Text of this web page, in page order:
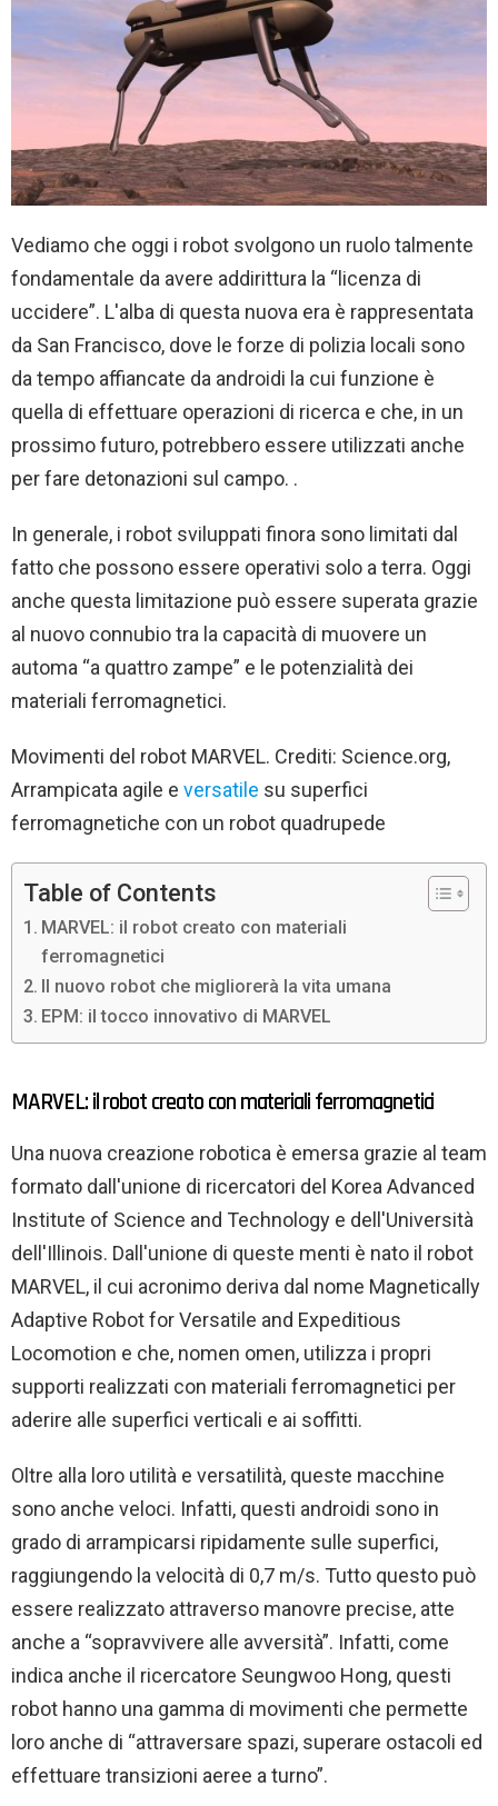
Vediamo che oggi i robot svolgono un ruolo talmente
fondamentale da avere addirittura la “licenza di
uccidere”. L'alba di questa nuova era è rappresentata
da San Francisco, dove le forze di polizia locali sono
da tempo affiancate da androidi la cui funzione è
quella di effettuare operazioni di ricerca e che, in un
prossimo futuro, potrebbero essere utilizzati anche
per fare detonazioni sul campo. .
In generale, i robot sviluppati finora sono limitati dal
fatto che possono essere operativi solo a terra. Oggi
anche questa limitazione può essere superata grazie
al nuovo connubio tra la capacità di muovere un
automa “a quattro zampe” e le potenzialità dei
materiali ferromagnetici.
Movimenti del robot MARVEL. Crediti: Science.org,
Arrampicata agile e versatile su superfici
ferromagnetiche con un robot quadrupede
Table of Contents
MARVEL: il robot creato con materiali
ferromagnetici
Il nuovo robot che migliorerà la vita umana
EPM: il tocco innovativo di MARVEL
MARVEL: il robot creato con materiali ferromagnetici
Una nuova creazione robotica è emersa grazie al team
formato dall'unione di ricercatori del Korea Advanced
Institute of Science and Technology e dell'Università
dell'Illinois. Dall'unione di queste menti è nato il robot
MARVEL, il cui acronimo deriva dal nome Magnetically
Adaptive Robot for Versatile and Expeditious
Locomotion e che, nomen omen, utilizza i propri
supporti realizzati con materiali ferromagnetici per
aderire alle superfici verticali e ai soffitti.
Oltre alla loro utilità e versatilità, queste macchine
sono anche veloci. Infatti, questi androidi sono in
grado di arrampicarsi ripidamente sulle superfici,
raggiungendo la velocità di 0,7 m/s. Tutto questo può
essere realizzato attraverso manovre precise, atte
anche a “sopravvivere alle avversità”. Infatti, come
indica anche il ricercatore Seungwoo Hong, questi
robot hanno una gamma di movimenti che permette
loro anche di “attraversare spazi, superare ostacoli ed
effettuare transizioni aeree a turno”.